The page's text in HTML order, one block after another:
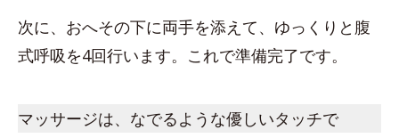
次に、おへその下に両手を添えて、ゆっくりと腹
式呼吸を4回行います。これで準備完了です。
マッサージは、なでるような優しいタッチで